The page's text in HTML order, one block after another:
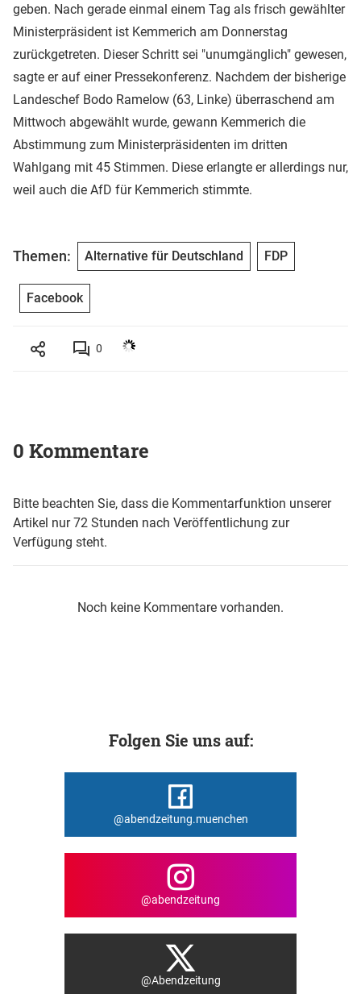
geben. Nach gerade einmal einem Tag als frisch gewählter
Ministerpräsident ist Kemmerich am Donnerstag
zurückgetreten. Dieser Schritt sei "unumgänglich" gewesen,
sagte er auf einer Pressekonferenz. Nachdem der bisherige
Landeschef Bodo Ramelow (63, Linke) überraschend am
Mittwoch abgewählt wurde, gewann Kemmerich die
Abstimmung zum Ministerpräsidenten im dritten
Wahlgang mit 45 Stimmen. Diese erlangte er allerdings nur,
weil auch die AfD für Kemmerich stimmte.
Themen: Alternative für Deutschland FDP
Facebook
0
0 Kommentare
Bitte beachten Sie, dass die Kommentarfunktion unserer
Artikel nur 72 Stunden nach Veröffentlichung zur
Verfügung steht.
Noch keine Kommentare vorhanden.
Folgen Sie uns auf:
@abendzeitung.muenchen
@abendzeitung
@Abendzeitung